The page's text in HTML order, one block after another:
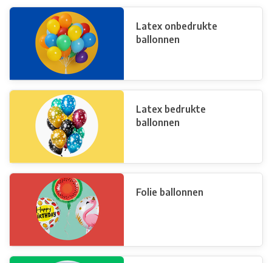
Latex onbedrukte
ballonnen
Latex bedrukte
ballonnen
Folie ballonnen